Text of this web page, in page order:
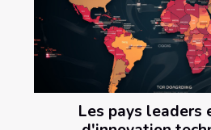
Les pays leaders